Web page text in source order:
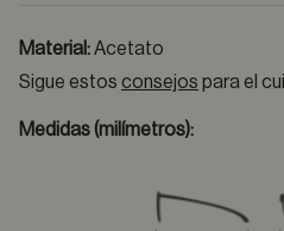
Material:Acetato
Sigue estos consejos para el
Medidas (milímetros):